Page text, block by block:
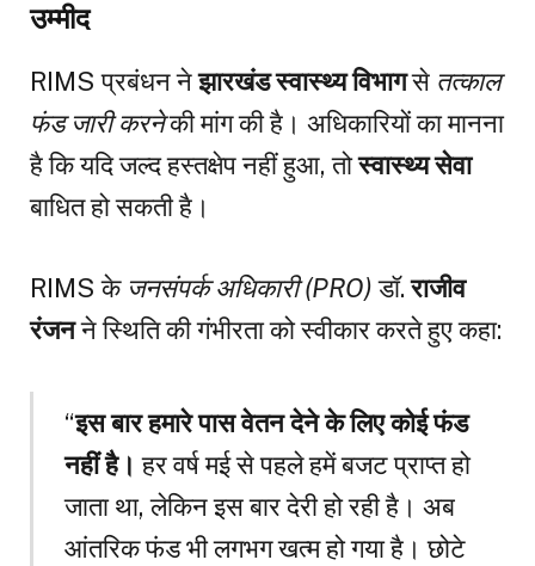
उम्मीद
RIMS प्रबंधन नेझारखंड स्वास्थ्य विभागसे तत्काल
फंड जारी करनेकी मांग की है। अधिकारियों का मानना
है कि यदि जल्द हस्तक्षेप नहीं हुआ, तोस्वास्थ्य सेवा
बाधित हो सकती है।
RIMS के जनसंपर्क अधिकारी (PRO)डॉ.राजीव
रंजनने स्थिति की गंभीरता को स्वीकार करते हुए कहा:
“इस बार हमारे पास वेतन देने के लिए कोई फंड
नहीं है। हर वर्ष मई से पहले हमें बजट प्राप्त हो
जाता था, लेकिन इस बार देरी हो रही है। अब
आंतरिक फंड भी लगभग खत्म हो गया है। छोटे